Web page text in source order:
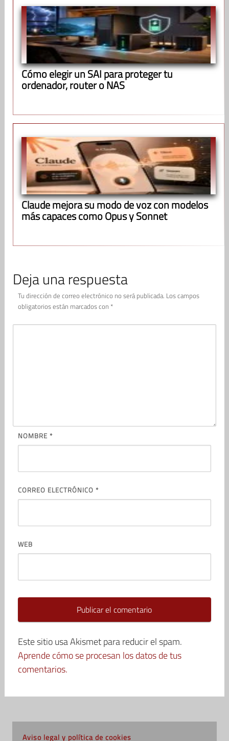
Cómo elegir un SAI para proteger tu
ordenador, router o NAS
Claude mejora su modo de voz con modelos
más capaces como Opus y Sonnet
Deja una respuesta
Tu dirección de correo electrónico no será publicada. Los campos
obligatorios están marcados con *
NOMBRE *
CORREO ELECTRÓNICO *
WEB
Este sitio usa Akismet para reducir el spam.
Aprende cómo se procesan los datos de tus
comentarios.
Aviso legal y política de cookies